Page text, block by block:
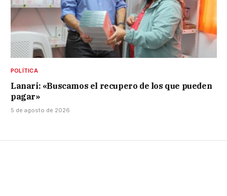
POLÍTICA
Lanari: «Buscamos el recupero de los que pueden
pagar»
5 de agosto de 2026